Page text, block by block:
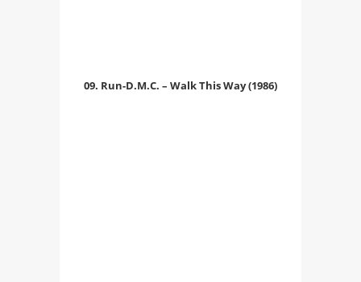
09. Run-D.M.C. – Walk This Way (1986)